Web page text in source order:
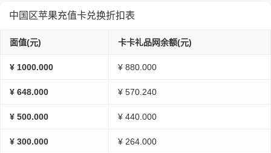
中国区苹果充值卡兑换折扣表
面值(元) 卡卡礼品网余额(元)
¥ 1000.000 ¥ 880.000
¥ 648.000 ¥ 570.240
¥ 500.000 ¥ 440.000
¥ 300.000 ¥ 264.000